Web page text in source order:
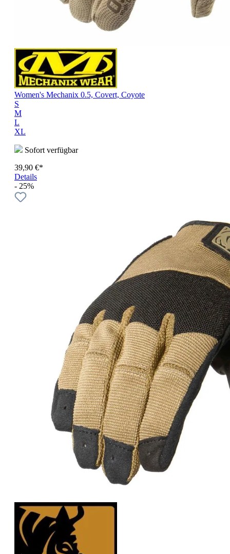
Women's Mechanix 0.5, Covert, Coyote
S
M
L
XL
Sofort verfügbar
39,90 €*
Details
- 25%